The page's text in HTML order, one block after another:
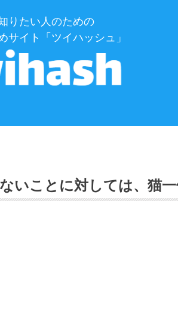
りたい人のための
サイト「ツイハッシュ」
いことに対しては、猫一